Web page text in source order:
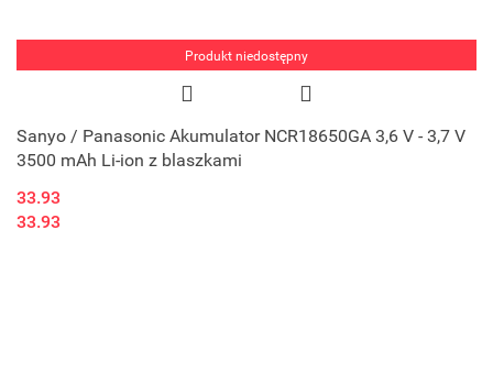
Produkt niedostępny
Sanyo / Panasonic Akumulator NCR18650GA 3,6 V - 3,7 V
3500 mAh Li-ion z blaszkami
33.93
33.93